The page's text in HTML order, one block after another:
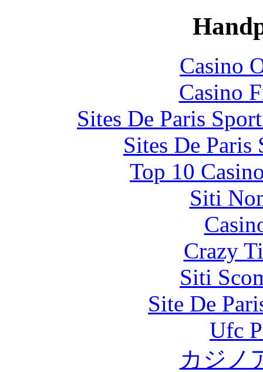
Casino
Casino
Sites De Paris
Sites De
Top 10
Siti
Crazy
Siti
Site De
Ufc
カジノ